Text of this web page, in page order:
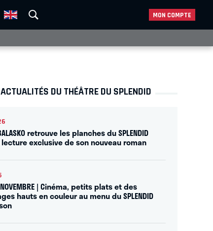
MON COMPTE
DU THÉÂTRE DU SPLENDID
retrouve les planches du SPLENDID
exclusive de son nouveau roman
NOVEMBRE | Cinéma, petits plats et des
hauts en couleur au menu du SPLENDID